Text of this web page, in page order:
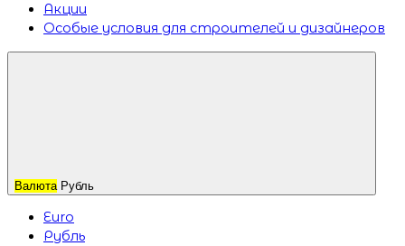
Акции
Особые условия для строителей и дизайнеров
Валюта Рубль
Euro
Рубль